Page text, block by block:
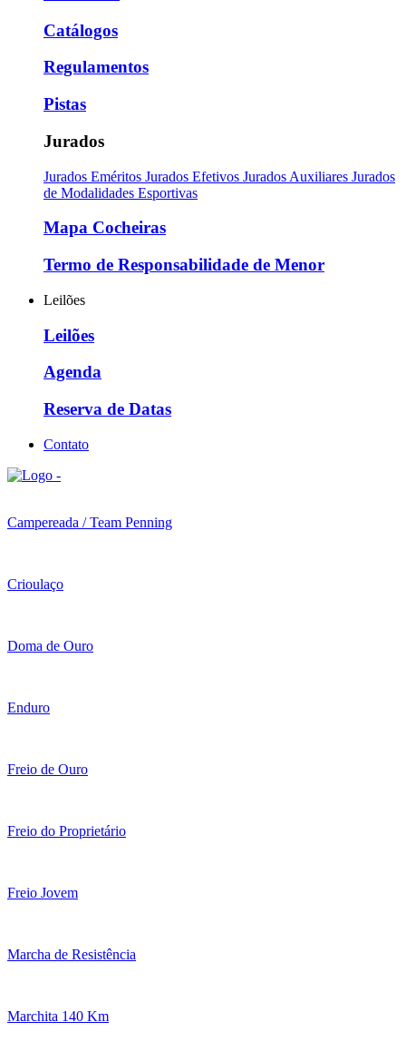
Catálogos
Regulamentos
Pistas
Jurados
Jurados Eméritos Jurados Efetivos Jurados Auxiliares Jurados
de Modalidades Esportivas
Mapa Cocheiras
Termo de Responsabilidade de Menor
Leilões
Leilões
Agenda
Reserva de Datas
Contato
Campereada / Team Penning
Crioulaço
Doma de Ouro
Enduro
Freio de Ouro
Freio do Proprietário
Freio Jovem
Marcha de Resistência
Marchita 140 Km